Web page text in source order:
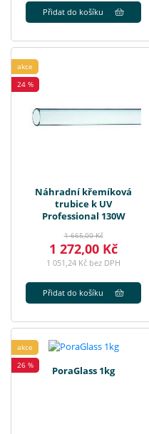
Přidat do košíku
akce
24 %
Náhradní křemíková
trubice k UV
Professional 130W
1 665,00 Kč
1 272,00 Kč
1 051,24 Kč bez DPH
Přidat do košíku
akce
26 %
PoraGlass 1kg